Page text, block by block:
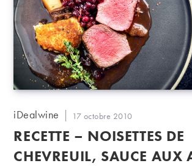
Auteur/autrice
la
publication :
iDealwine
Publication
publiée :
17 octobre 2010
RECETTE – NOISETTES DE
CHEVREUIL, SAUCE AUX